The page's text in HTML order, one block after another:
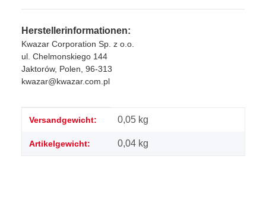
Herstellerinformationen:
Kwazar Corporation Sp. z o.o.
ul. Chelmonskiego 144
Jaktorów, Polen, 96-313
kwazar@kwazar.com.pl
Produkteigenschaft
Wert
Versandgewicht: 0,05 kg
Artikelgewicht: 0,04 kg